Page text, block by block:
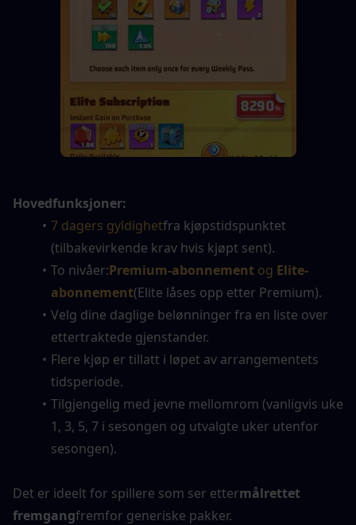
Hovedfunksjoner:
7 dagers gyldighetfra kjøpstidspunktet
(tilbakevirkende krav hvis kjøpt sent).
To nivåer:Premium-abonnement og Elite-
abonnement(Elite låses opp etter Premium).
Velg dine daglige belønninger fra en liste over
ettertraktede gjenstander.
Flere kjøp er tillatt i løpet av arrangementets
tidsperiode.
Tilgjengelig med jevne mellomrom (vanligvis uke
1, 3, 5, 7 i sesongen og utvalgte uker utenfor
sesongen).
Det er ideelt for spillere som ser ettermålrettet
fremgangfremfor generiske pakker.